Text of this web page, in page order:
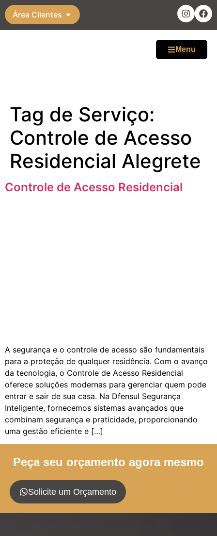
Área Clientes
Menu
Tag de Serviço:
Controle de Acesso
Residencial Alegrete
Controle de Acesso Residencial
A segurança e o controle de acesso são fundamentais
para a proteção de qualquer residência. Com o avanço
da tecnologia, o Controle de Acesso Residencial
oferece soluções modernas para gerenciar quem pode
entrar e sair de sua casa. Na Dfensul Segurança
Inteligente, fornecemos sistemas avançados que
combinam segurança e praticidade, proporcionando
uma gestão eficiente e […]
Peça seu orçamento agora mesmo
Solicite um Orçamento